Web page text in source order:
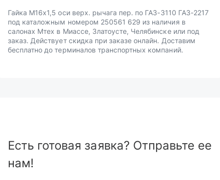
Гайка М16х1,5 оси верх. рычага пер. по ГАЗ-3110 ГАЗ-2217
под каталожным номером 250561 629 из наличия в
салонах Мтех в Миассе, Златоусте, Челябинске или под
заказ. Действует скидка при заказе онлайн. Доставим
бесплатно до терминалов транспортных компаний.
Есть готовая заявка? Отправьте ее
нам!